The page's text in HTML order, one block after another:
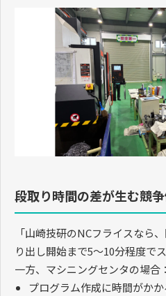
段取り時間の差が生む競
「山崎技研のNCフライスなら
り出し開始まで5〜10分程度で
一方、マシニングセンタの場合：
プログラム作成に時間がかか